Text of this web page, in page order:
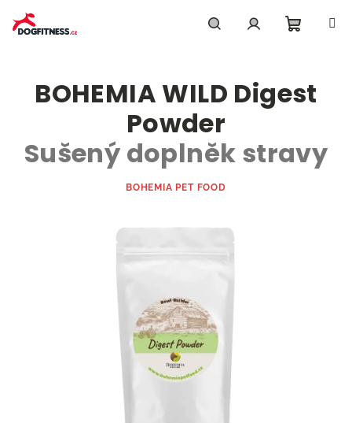
obsah
košík
BOHEMIA WILD Digest
Powder
Sušený doplněk stravy
BOHEMIA PET FOOD